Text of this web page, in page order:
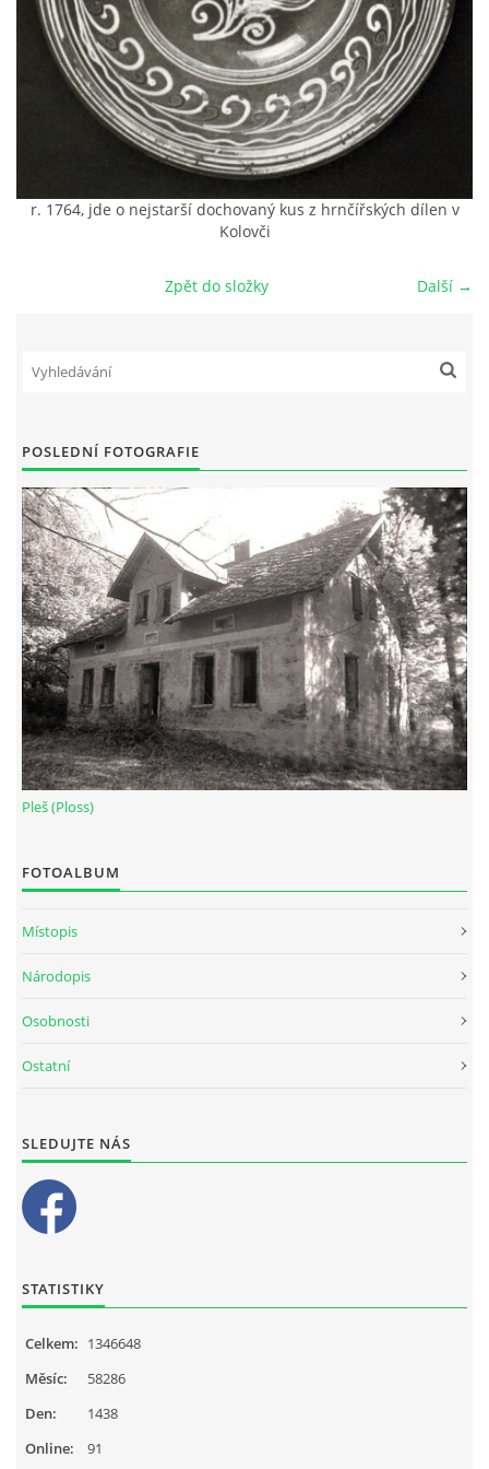
DŮL NA SLÍDU (NA KOLE)
Kontakt:
tel. 773 916 275
info@domdej.cz
Tento projekt je realizován za finanční podpory
r. 1764, jde o nejstarší dochovaný kus z hrnčířských dílen v
Kolovči
Další →
Zpět do složky
POSLEDNÍ FOTOGRAFIE
Pleš (Ploss)
FOTOALBUM
Místopis
Národopis
Osobnosti
Ostatní
SLEDUJTE NÁS
STATISTIKY
Online: 91
Celkem: 1346648
Měsíc:
58286
Den:
1438